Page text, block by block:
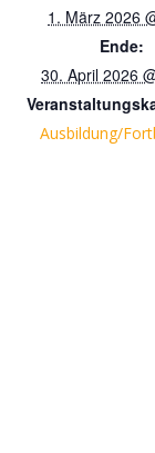
1. März 2026
Ende:
30. April 2026
Ausbildung/